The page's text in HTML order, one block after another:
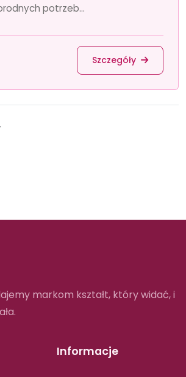
potrzeb...
Szczegóły
markom kształt, który widać, i
Informacje